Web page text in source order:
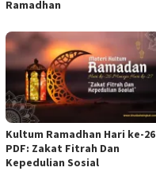
Ramadhan
Kultum Ramadhan Hari ke-26
PDF: Zakat Fitrah Dan
Kepedulian Sosial